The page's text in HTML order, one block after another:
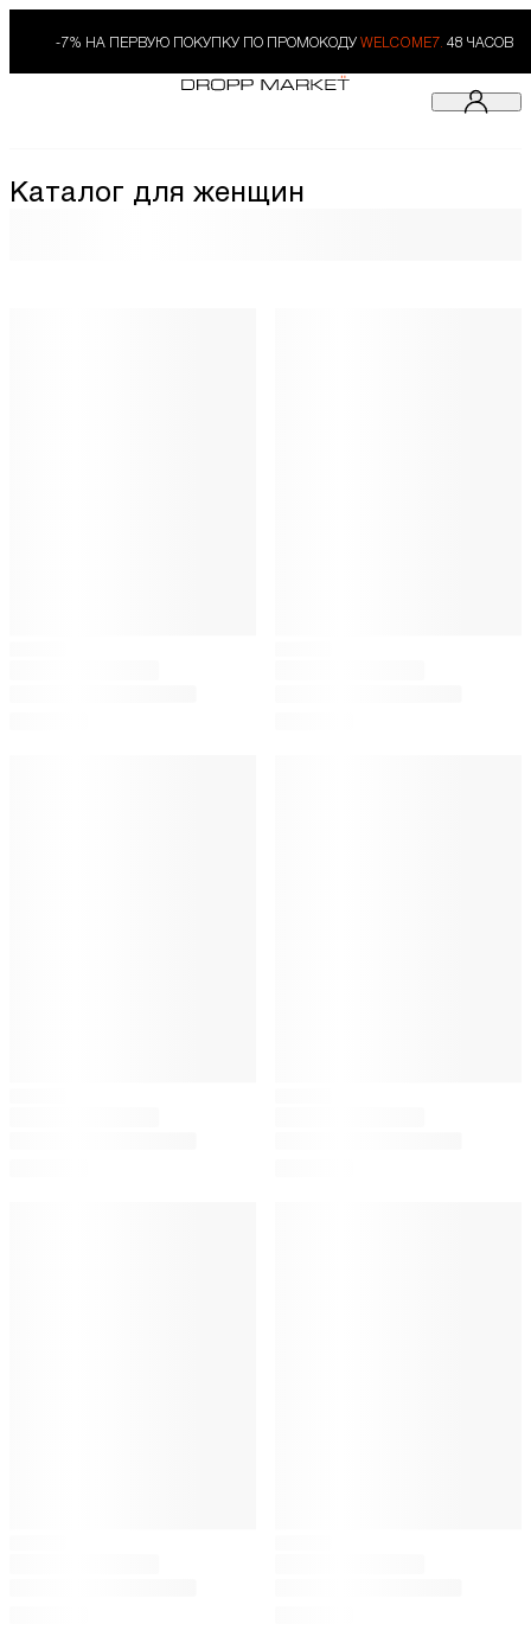
-7% НА ПЕРВУЮ ПОКУПКУ ПО ПРОМОКОДУ WELCOME7. 48 ЧАСОВ
Каталог для женщин